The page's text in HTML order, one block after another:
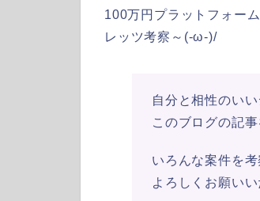
100万円プラットフォー
レッツ考察～(-ω-)/
自分と相性のい
このブログの記
いろんな案件を考
よろしくお願い